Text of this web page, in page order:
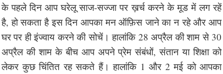
के पहले दिन आप घरेलू साज-सज्जा पर ख़र्च करने के मूड में लग रहें
है, हो सकता है इस दिन आपका मन ऑफ़िस जाने का न रहे और आप
घर पर ही इंज्वाय करने की सोचें। हालांकि 28 अप्रैल की शाम से 30
अप्रैल की शाम के बीच आप अपने प्रेम संबंधों, संतान या शिक्षा को
लेकर कुछ चिंतित रह सकते हैं। हालांकि 1 और 2 मई को आपका